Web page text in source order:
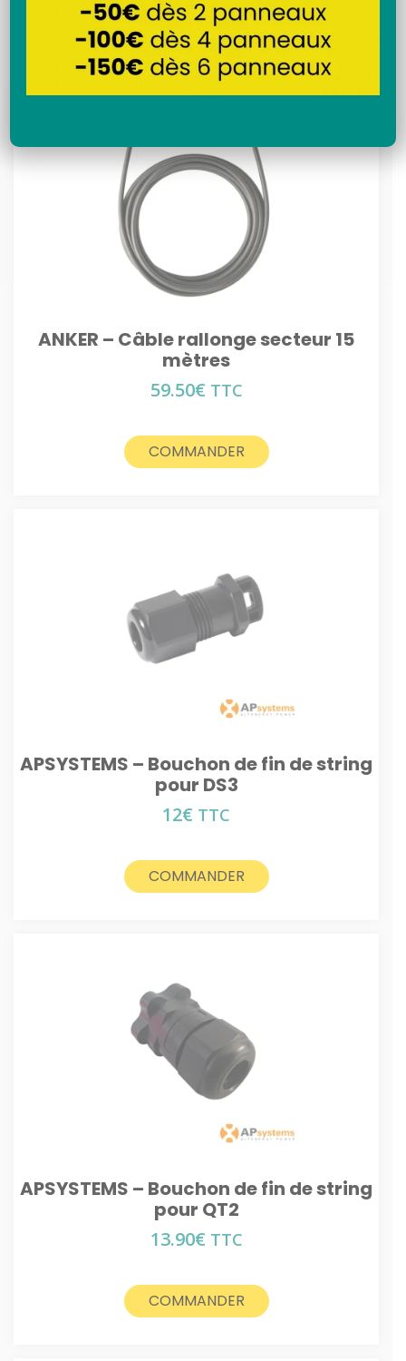
Recherche
ANKER – Câble rallonge secteur 15
mètres
59.50€ TTC
COMMANDER
APSYSTEMS – Bouchon de fin de string
pour DS3
12€ TTC
COMMANDER
APSYSTEMS – Bouchon de fin de string
pour QT2
13.90€ TTC
COMMANDER